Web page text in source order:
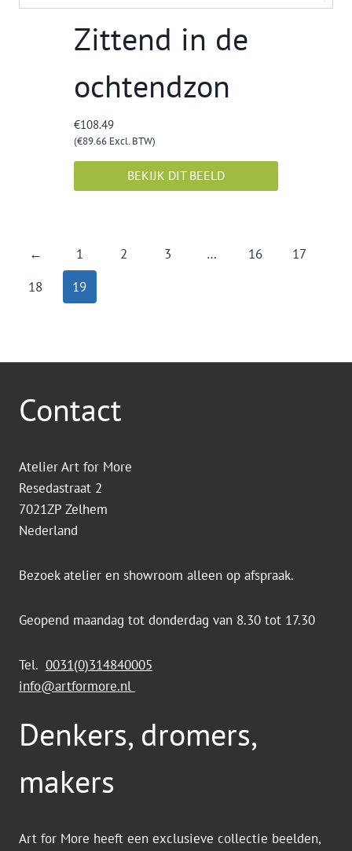
Zittend in de
ochtendzon
€108.49
(€89.66 Excl. BTW)
BEKIJK DIT BEELD
← 1 2 3 … 16
17
18
19
Contact
Atelier Art for More
Resedastraat 2
7021ZP Zelhem
Nederland
Bezoek atelier en showroom alleen op afspraak.
Geopend maandag tot donderdag van 8.30 tot 17.30
Tel. 0031(0)314840005
info@artformore.nl
Denkers, dromers,
makers
Art for More heeft een exclusieve collectie beelden,